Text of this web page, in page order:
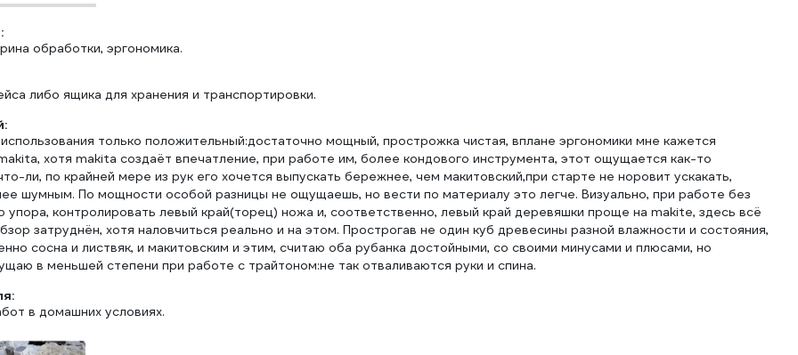
обработки, эргономика.
либо ящика для хранения и транспортировки.
только положительный:достаточно мощный, прострожка чистая, вплане эргономики мне кажется
хотя makita создаёт впечатление, при работе им, более кондового инструмента, этот ощущается как-то
ли, по крайней мере из рук его хочется выпускать бережнее, чем макитовский,при старте не норовит ускакать,
шумным. По мощности особой разницы не ощущаешь, но вести по материалу это легче. Визуально, при работе без
упора, контролировать левый край(торец) ножа и, соответственно, левый край деревяшки проще на makite, здесь всё
затруднён, хотя наловчиться реально и на этом. Прострогав не один куб древесины разной влажности и состояния,
сосна и листвяк, и макитовским и этим, считаю оба рубанка достойными, со своими минусами и плюсами, но
в меньшей степени при работе с трайтоном:не так отваливаются руки и спина.
в домашних условиях.